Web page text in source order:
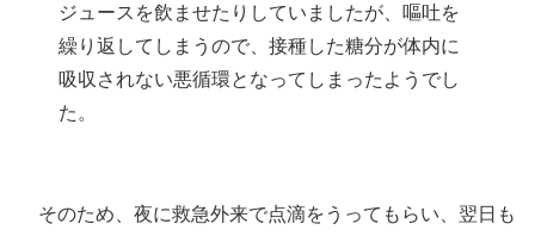
ジュースを飲ませたりしていましたが、嘔吐を
繰り返してしまうので、接種した糖分が体内に
吸収されない悪循環となってしまったようでし
た。
そのため、夜に救急外来で点滴をうってもらい、翌日も